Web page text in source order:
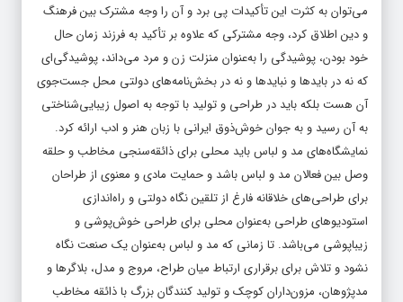
می‌توان به کثرت این تأکیدات پی برد و آن را وجه مشترک بین فرهنگ
و دین اطلاق کرد، وجه مشترکی که علاوه بر تأکید به فرزند زمان حال
خود بودن، پوشیدگی را به‌عنوان منزلت زن و مرد می‌داند، پوشیدگی‌ای
که نه در بایدها و نبایدها و نه در بخش‌نامه‌های دولتی محل جست‌جوی
آن هست بلکه باید در طراحی و تولید با توجه به اصول زیبایی‌شناختی
به آن رسید و به جوان خوش‌ذوق ایرانی با زبان هنر و ادب ارائه کرد.
نمایشگاه‌های مد و لباس باید محلی برای ذائقه‌سنجی مخاطب و حلقه
وصل بین فعالان مد و لباس باشد و حمایت مادی و معنوی از طراحان
برای طراحی‌های خلاقانه فارغ از تلقین نگاه دولتی و راه‌اندازی
استودیوهای طراحی به‌عنوان محلی برای طراحی خوش‌پوشی و
زیباپوشی می‌باشد. تا زمانی که مد و لباس به‌عنوان یک صنعت نگاه
نشود و تلاش برای برقراری ارتباط میان طراح، مروج و مدل، بلاگرها و
مدپژوهان، مزون‌داران کوچک و تولید کنندگان بزرگ با ذائقه مخاطب